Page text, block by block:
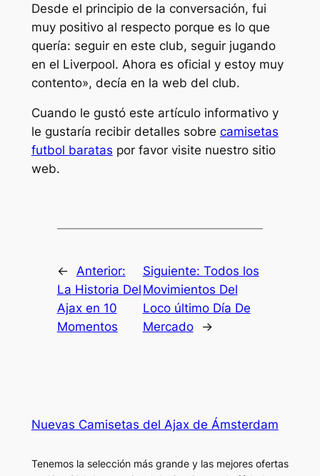
Desde el principio de la conversación, fui
muy positivo al respecto porque es lo que
quería: seguir en este club, seguir jugando
en el Liverpool. Ahora es oficial y estoy muy
contento», decía en la web del club.
Cuando le gustó este artículo informativo y
le gustaría recibir detalles sobre camisetas
futbol baratas por favor visite nuestro sitio
web.
← Anterior:
La Historia Del
Ajax en 10
Momentos
Siguiente: Todos los
Movimientos Del
Loco último Día De
Mercado
→
Nuevas Camisetas del Ajax de Ámsterdam
Tenemos la selección más grande y las mejores ofertas